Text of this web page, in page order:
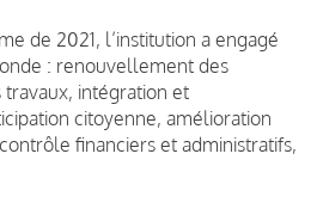
de 2021, l’institution a engagé
: renouvellement des
intégration et
citoyenne, amélioration
financiers et administratifs,